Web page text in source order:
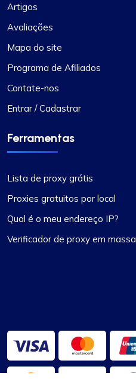
Artigos
Avaliações
Mapa do site
Programa de Afiliados
Contate-nos
Entrar / Cadastrar
Ferramentas
Lista de proxy grátis
Proxies gratuitos por local
Qual é o meu endereço IP?
Verificador de proxy em massa